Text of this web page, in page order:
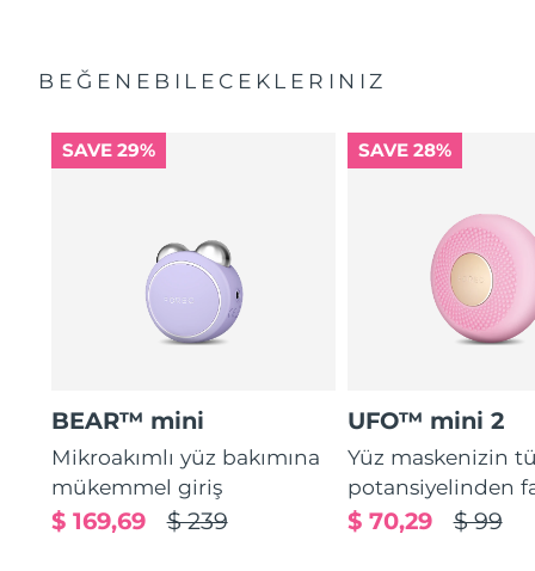
BEĞENEBILECEKLERINIZ
SAVE 29%
BEAR™ mini
Mikroakımlı yüz bakımına
mükemmel giriş
$ 239
$ 169,69
SAVE 28%
UFO™ mini 2
Yüz maskenizin
potansiyelinden
$ 99
$ 70,29